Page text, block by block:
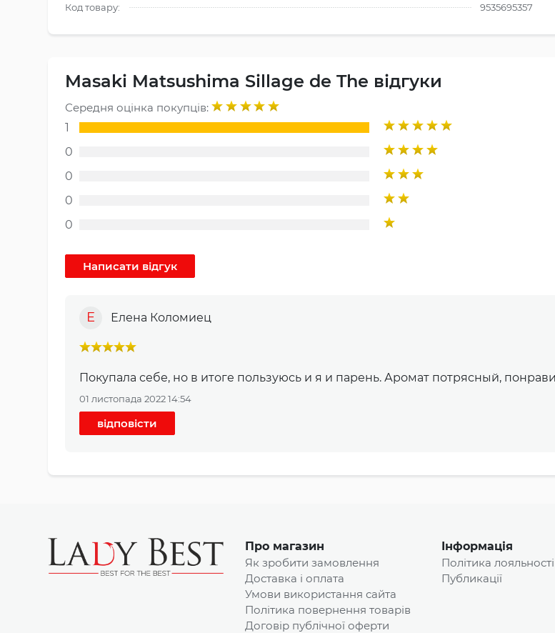
Код товару:
9535695357
Masaki Matsushima Sillage de The відгуки
Середня оцінка покупців:
1
0
0
0
0
Е Елена Коломиец
Покупала себе, но в итоге пользуюсь и я и парень. Аромат потрясный,
01 листопада 2022 14:54
відповісти
Про магазин
Як зробити замовлення
Доставка і оплата
Умови використання сайта
Політика повернення товарів
Договір публічної оферти
Інформація
Політика лояльності
Публикації